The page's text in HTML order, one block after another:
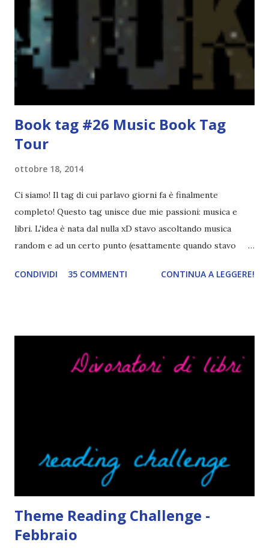
bambini dell'asilo. Non fu un gran passo avanti, se l'obiettivo
era inserirmi fra i coetanei. Fu soprattutto perché come
statura sovrastavo tutti gli altri giocatori se quell'anno per
un pelo non entrai nella formazione ufficiale. Qu...
Book tag #26 Music Book Tag
Tour
ottobre 18, 2014
Ci siamo! Il tag di cui parlavo giorni fa è finalmente
completo! Questo tag unisce due mie passioni: musica e
libri. L'idea è nata dal nulla xD stavo ascoltando musica
random e ad un certo punto (esattamente quando stavo
quest'idea. Lo scopo del tag è di associare ad ogni canzone
altro potrebbe decidere di fare; Alla fine del tag si passa il
blogger che a sua volta deve fare il tag completo più la
canzone scelta dalla persona ch...
CONDIVIDI 35 COMMENTI CONTINUA A LEGGERE!
Theme Reading Challenge -
Febbraio